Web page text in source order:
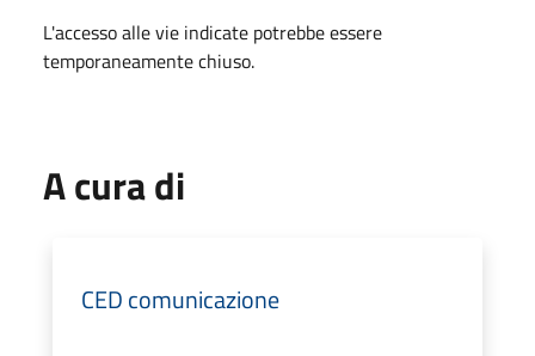
L'accesso alle vie indicate potrebbe essere
temporaneamente chiuso.
A cura di
CED comunicazione